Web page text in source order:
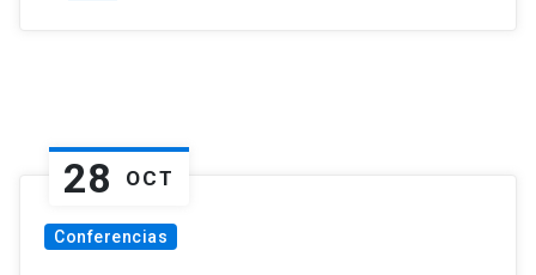
28 OCT
Conferencias